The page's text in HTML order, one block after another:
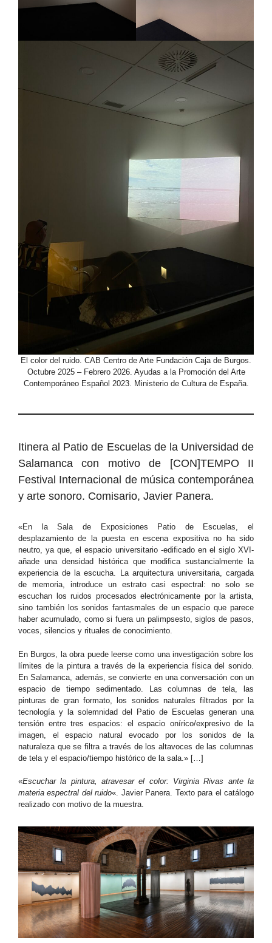
El color del ruido. CAB Centro de Arte Fundación Caja de Burgos.
Octubre 2025 – Febrero 2026. Ayudas a la Promoción del Arte
Contemporáneo Español 2023. Ministerio de Cultura de España.
Itinera al Patio de Escuelas de la Universidad de
Salamanca con motivo de [CON]TEMPO II
Festival Internacional de música contemporánea
y arte sonoro. Comisario, Javier Panera.
«En la Sala de Exposiciones Patio de Escuelas, el
desplazamiento de la puesta en escena expositiva no ha sido
neutro, ya que, el espacio universitario -edificado en el siglo XVI-
añade una densidad histórica que modifica sustancialmente la
experiencia de la escucha. La arquitectura universitaria, cargada
de memoria, introduce un estrato casi espectral: no solo se
escuchan los ruidos procesados electrónicamente por la artista,
sino también los sonidos fantasmales de un espacio que parece
haber acumulado, como si fuera un palimpsesto, siglos de pasos,
voces, silencios y rituales de conocimiento.
En Burgos, la obra puede leerse como una investigación sobre los
límites de la pintura a través de la experiencia física del sonido.
En Salamanca, además, se convierte en una conversación con un
espacio de tiempo sedimentado. Las columnas de tela, las
pinturas de gran formato, los sonidos naturales filtrados por la
tecnología y la solemnidad del Patio de Escuelas generan una
tensión entre tres espacios: el espacio onírico/expresivo de la
imagen, el espacio natural evocado por los sonidos de la
naturaleza que se filtra a través de los altavoces de las columnas
de tela y el espacio/tiempo histórico de la sala.» […]
«Escuchar la pintura, atravesar el color: Virginia Rivas ante la
materia espectral del ruido«. Javier Panera. Texto para el catálogo
realizado con motivo de la muestra.